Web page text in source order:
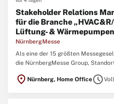
Stakeholder Relations
für die Branche
Lüftung- &
NürnbergMesse
Als eine der 15 größten
die NürnbergMesse Group,
Griechenland, Indien, Italien,
Mitarbeitenden – und veranstalten
location_on Nürnberg, Home Officeschedule